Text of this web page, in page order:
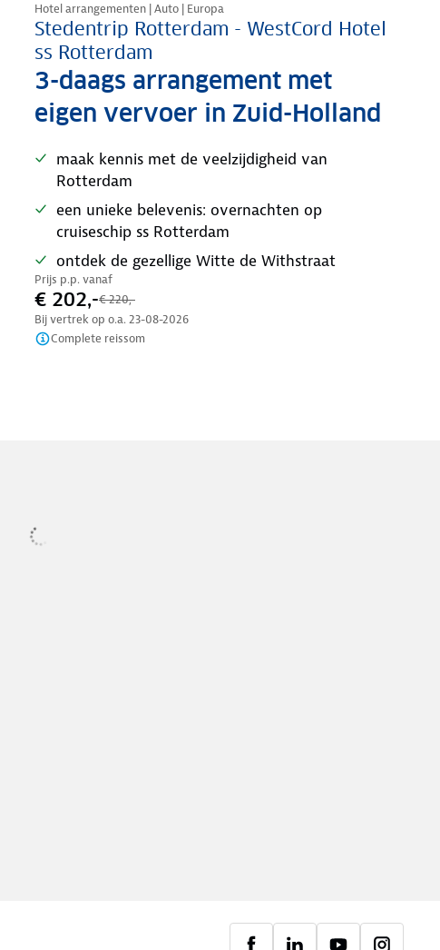
Hotel arrangementen | Auto | Europa
Stedentrip Rotterdam - WestCord Hotel
ss Rotterdam
3-daags arrangement met
eigen vervoer in Zuid-Holland
maak kennis met de veelzijdigheid van
Rotterdam
een unieke belevenis: overnachten op
cruiseschip ss Rotterdam
ontdek de gezellige Witte de Withstraat
Prijs p.p. vanaf
€ 202,-€ 220,-
Bij vertrek op o.a. 23-08-2026
Complete reissom